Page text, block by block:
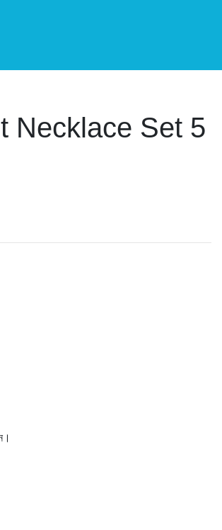
Necklace Set 5